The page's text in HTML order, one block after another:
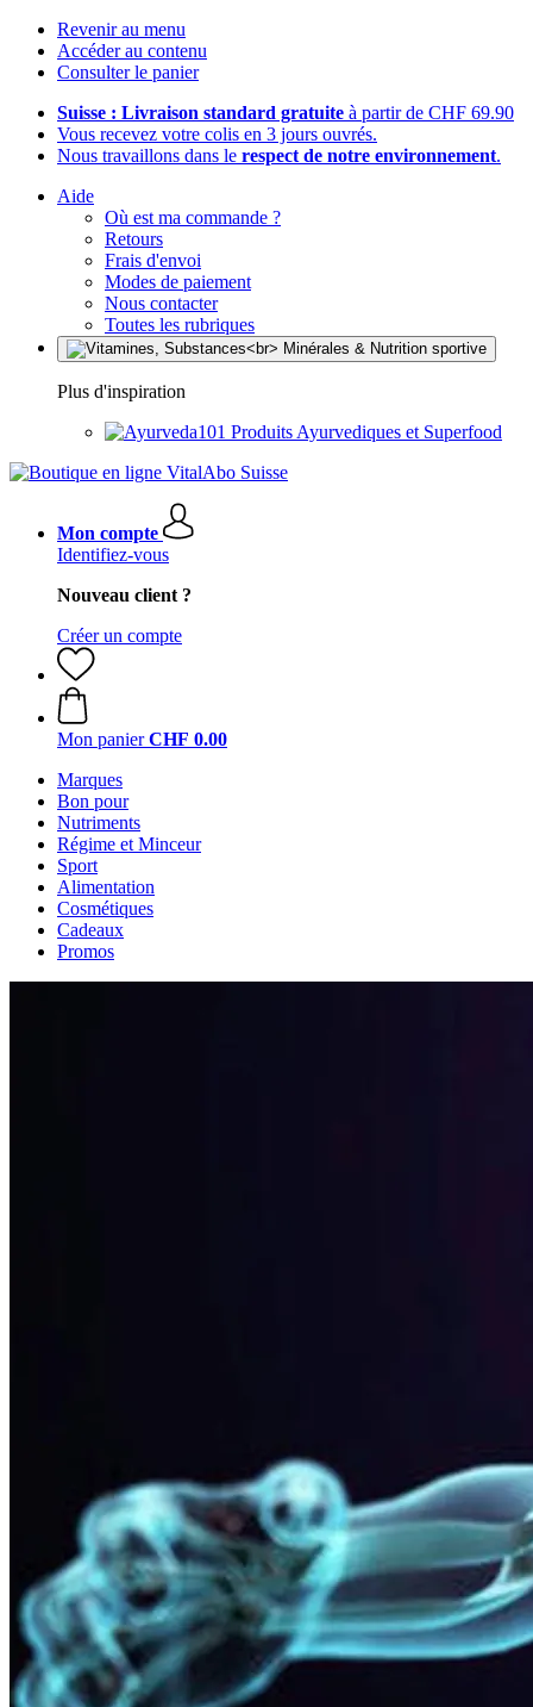
Revenir au menu
Accéder au contenu
Consulter le panier
Suisse : Livraison standard gratuite à partir de CHF 69.90
Vous recevez votre colis en 3 jours ouvrés.
Nous travaillons dans le respect de notre environnement.
Aide
Où est ma commande ?
Retours
Frais d'envoi
Modes de paiement
Nous contacter
Toutes les rubriques
Plus d'inspiration
Produits Ayurvediques et Superfood
Mon compte
Identifiez-vous
Nouveau client ?
Créer un compte
Mon panier CHF 0.00
Marques
Bon pour
Nutriments
Régime et Minceur
Sport
Alimentation
Cosmétiques
Cadeaux
Promos